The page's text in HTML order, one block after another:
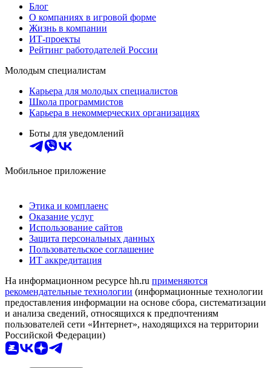
Блог
О компаниях в игровой форме
Жизнь в компании
ИТ-проекты
Рейтинг работодателей России
Молодым специалистам
Карьера для молодых специалистов
Школа программистов
Карьера в некоммерческих организациях
Боты для уведомлений
Мобильное приложение
Этика и комплаенс
Оказание услуг
Использование сайтов
Защита персональных данных
Пользовательское соглашение
ИТ аккредитация
На информационном ресурсе hh.ru применяются
рекомендательные технологии (информационные технологии
предоставления информации на основе сбора, систематизации
и анализа сведений, относящихся к предпочтениям
пользователей сети «Интернет», находящихся на территории
Российской Федерации)